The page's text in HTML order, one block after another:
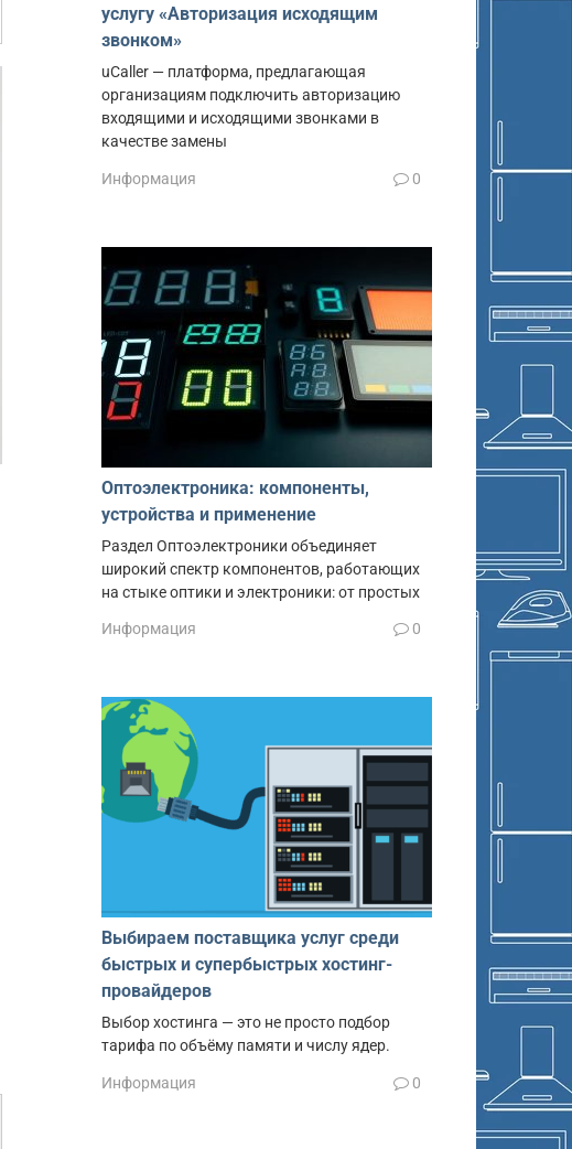
услугу «Авторизация исходящим
звонком»
uCaller — платформа, предлагающая
организациям подключить авторизацию
входящими и исходящими звонками в
качестве замены
Информация 0
Оптоэлектроника: компоненты,
устройства и применение
Раздел Оптоэлектроники объединяет
широкий спектр компонентов, работающих
на стыке оптики и электроники: от простых
Информация 0
Выбираем поставщика услуг среди
быстрых и супербыстрых хостинг-
провайдеров
Выбор хостинга — это не просто подбор
тарифа по объёму памяти и числу ядер.
Информация 0